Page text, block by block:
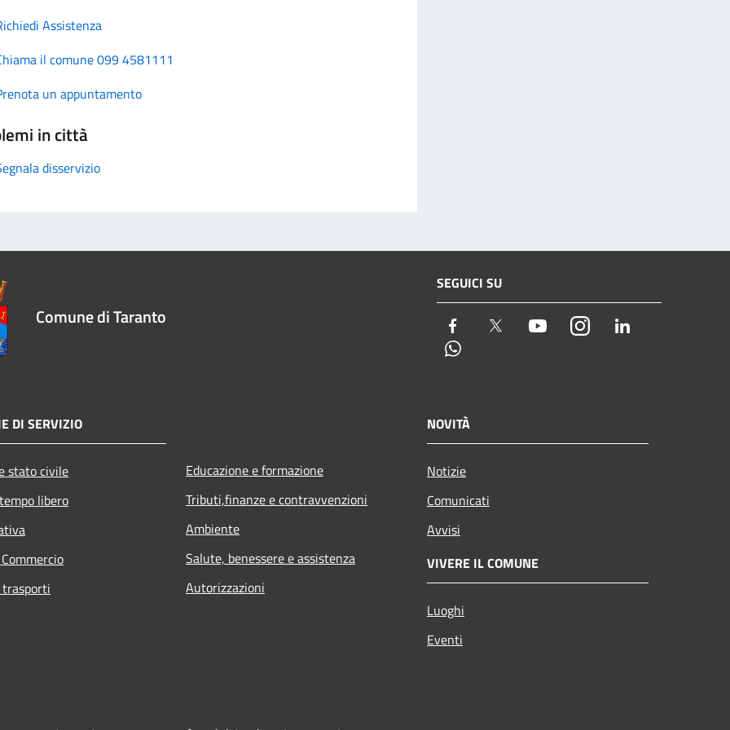
Assistenza
il comune 099 4581111
un appuntamento
in città
disservizio
Comune di Taranto
SEGUICI SU
Facebook Twitter YoutubeInstagram
DI SERVIZIO
stato civile
libero
Educazione e formazione
Tributi,finanze e contravvenzioni
Ambiente
Salute, benessere e assistenza
Autorizzazioni
NOVITÀ
Notizie
Comunicati
Avvisi
VIVERE IL COMUNE
Luoghi
Eventi